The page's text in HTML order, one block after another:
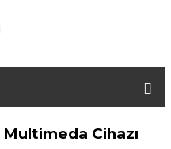
Multimeda Cihazı